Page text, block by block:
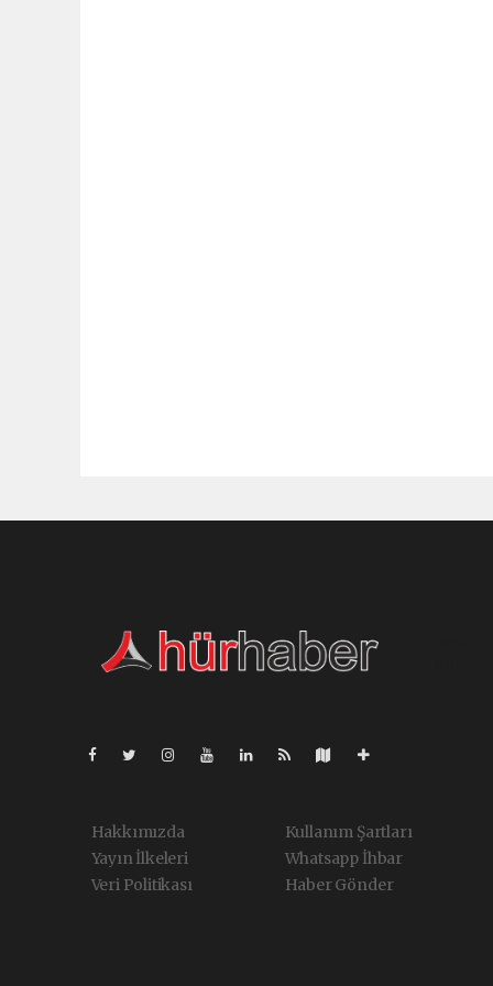
Hakkımızda
Yayın İlkeleri
Veri Politikası
Kullanım Şartları
Whatsapp İhbar
Haber Gönder